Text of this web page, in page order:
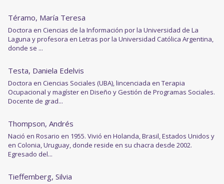
Téramo, María Teresa
Doctora en Ciencias de la Información por la Universidad de La
Laguna y profesora en Letras por la Universidad Católica Argentina,
donde se ...
Testa, Daniela Edelvis
Doctora en Ciencias Sociales (UBA), lincenciada en Terapia
Ocupacional y magíster en Diseño y Gestión de Programas Sociales.
Docente de grad...
Thompson, Andrés
Nació en Rosario en 1955. Vivió en Holanda, Brasil, Estados Unidos y
en Colonia, Uruguay, donde reside en su chacra desde 2002.
Egresado del...
Tieffemberg, Silvia